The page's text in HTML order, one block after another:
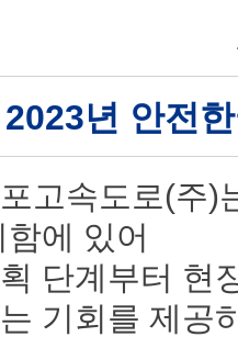
년 안전
고속도로(주)
에 있어
단계부터 현
기회를 제공